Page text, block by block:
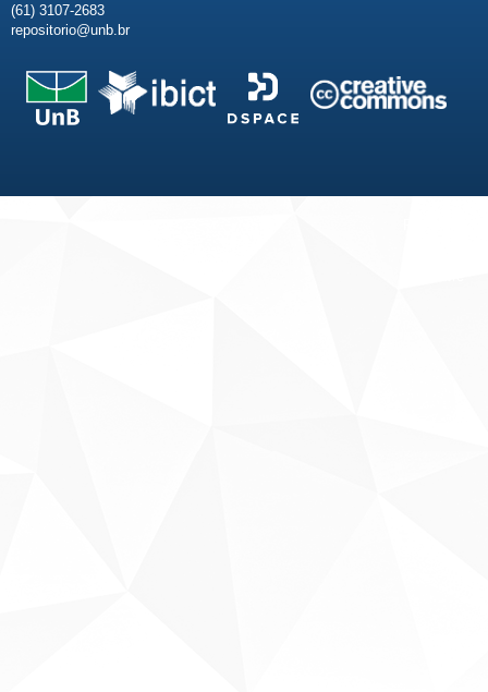
(61) 3107-2683
repositorio@unb.br